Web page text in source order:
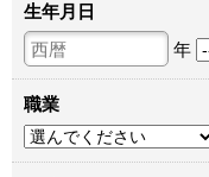
生年月日
年
職業